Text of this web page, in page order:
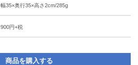
幅35×奥行35×高さ2cm/285g
900円+税
商品を購入する